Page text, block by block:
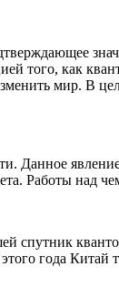
того, как
мир. В
Работы
спутник
года